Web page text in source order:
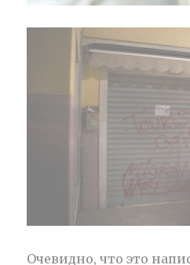
Очевидно, что это